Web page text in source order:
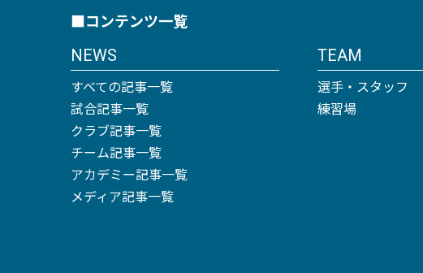
■コンテンツ一覧
NEWS
すべての記事一覧
試合記事一覧
クラブ記事一覧
チーム記事一覧
アカデミー記事一覧
メディア記事一覧
TEAM
選手・スタッフ
練習場